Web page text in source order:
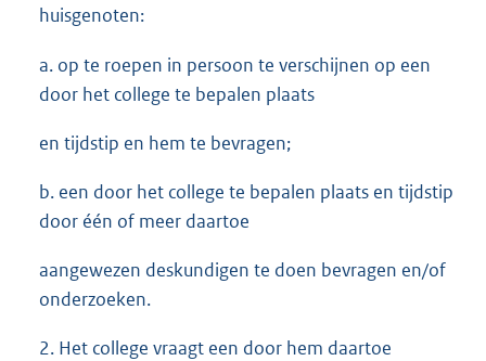
huisgenoten:
a. op te roepen in persoon te verschijnen op een
door het college te bepalen plaats
en tijdstip en hem te bevragen;
b. een door het college te bepalen plaats en tijdstip
door één of meer daartoe
aangewezen deskundigen te doen bevragen en/of
onderzoeken.
2. Het college vraagt een door hem daartoe